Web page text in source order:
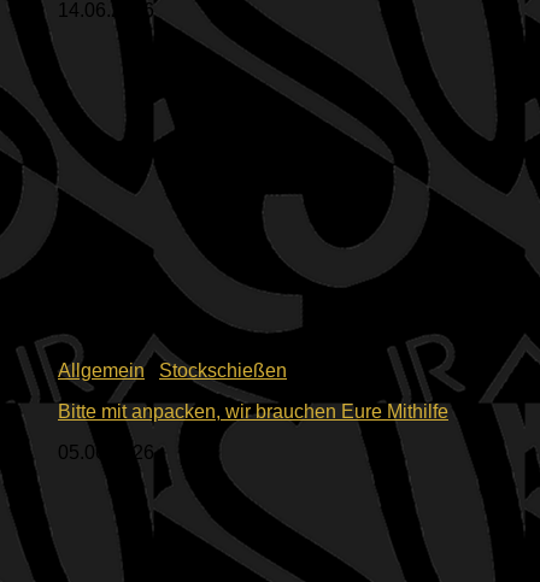
14.06.2026
Allgemein/ Stockschießen
Bitte mit anpacken, wir brauchen Eure Mithilfe
05.06.2026